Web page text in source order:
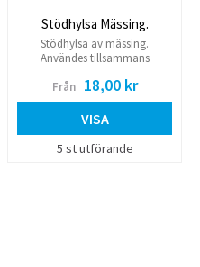
Stödhylsa Mässing.
Stödhylsa av mässing.
Användes tillsammans
Från
18,00 kr
VISA
5 st utförande